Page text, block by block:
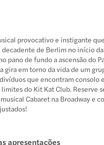
provocativo e instigante
de Berlim no início
pano de fundo a ascensão do
gira em torno da vida de um
que encontram consolo
do Kit Kat Club. Reserve
Cabaret na Broadway e
apresentações